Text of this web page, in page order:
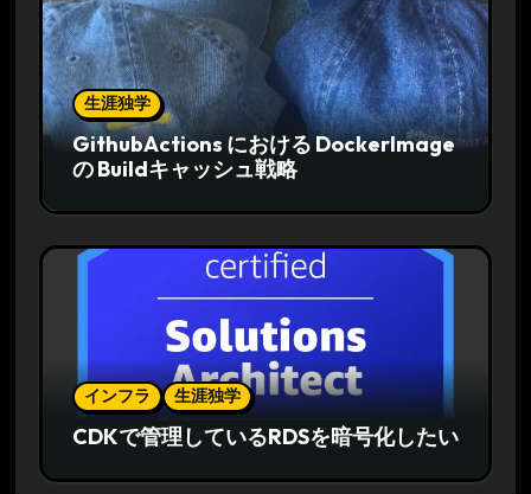
生涯独学
GithubActions における DockerImage
の Buildキャッシュ戦略
インフラ 生涯独学
CDKで管理しているRDSを暗号化したい